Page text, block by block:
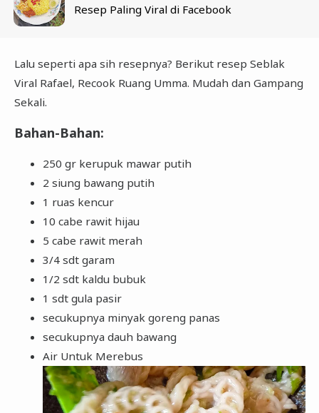
Resep Paling Viral di Facebook
Lalu seperti apa sih resepnya? Berikut resep Seblak
Viral Rafael, Recook Ruang Umma. Mudah dan Gampang
Sekali.
Bahan-Bahan:
250 gr kerupuk mawar putih
2 siung bawang putih
1 ruas kencur
10 cabe rawit hijau
5 cabe rawit merah
3/4 sdt garam
1/2 sdt kaldu bubuk
1 sdt gula pasir
secukupnya minyak goreng panas
secukupnya dauh bawang
Air Untuk Merebus